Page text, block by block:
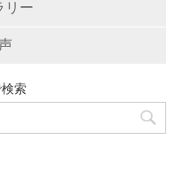
リー
索